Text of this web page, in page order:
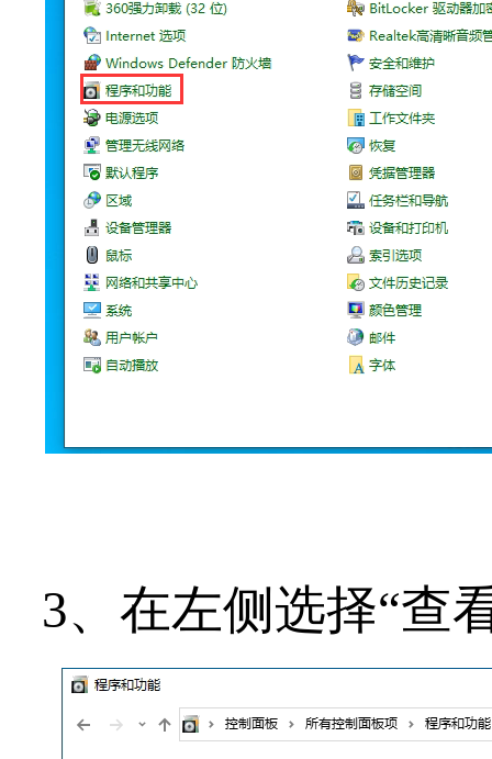
3、在左侧选择“查